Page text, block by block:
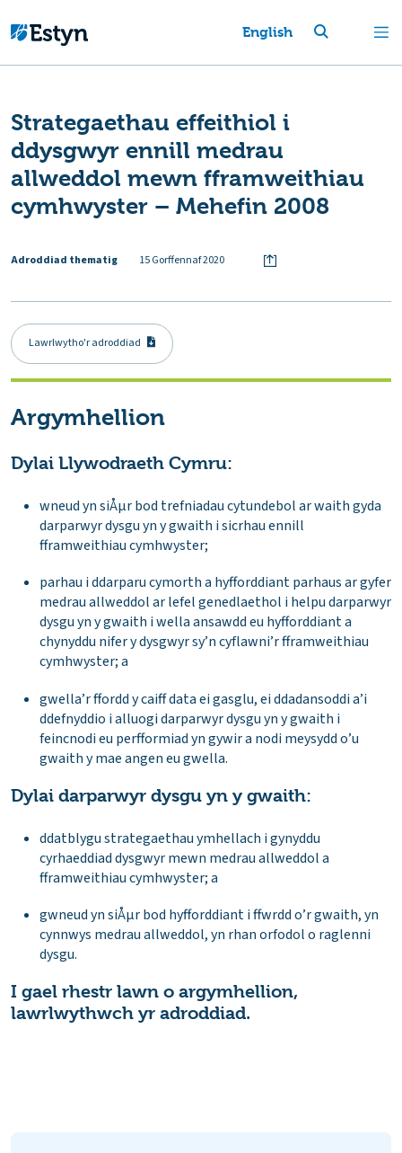
English
Strategaethau effeithiol i
ddysgwyr ennill medrau
allweddol mewn fframweithiau
cymhwyster – Mehefin 2008
Adroddiad thematig 15 Gorffennaf 2020
Lawrlwytho'r adroddiad
Argymhellion
Dylai Llywodraeth Cymru:
wneud yn siÅµr bod trefniadau cytundebol ar waith gyda
darparwyr dysgu yn y gwaith i sicrhau ennill
fframweithiau cymhwyster;
parhau i ddarparu cymorth a hyfforddiant parhaus ar gyfer
medrau allweddol ar lefel genedlaethol i helpu darparwyr
dysgu yn y gwaith i wella ansawdd eu hyfforddiant a
chynyddu nifer y dysgwyr sy’n cyflawni’r fframweithiau
cymhwyster; a
gwella’r ffordd y caiff data ei gasglu, ei ddadansoddi a’i
ddefnyddio i alluogi darparwyr dysgu yn y gwaith i
feincnodi eu perfformiad yn gywir a nodi meysydd o’u
gwaith y mae angen eu gwella.
Dylai darparwyr dysgu yn y gwaith:
ddatblygu strategaethau ymhellach i gynyddu
cyrhaeddiad dysgwyr mewn medrau allweddol a
fframweithiau cymhwyster; a
gwneud yn siÅµr bod hyfforddiant i ffwrdd o’r gwaith, yn
cynnwys medrau allweddol, yn rhan orfodol o raglenni
dysgu.
I gael rhestr lawn o argymhellion,
lawrlwythwch yr adroddiad.